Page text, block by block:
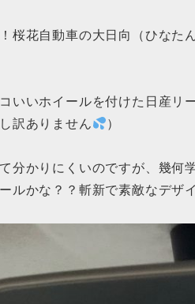
桜花自動車の大日向（ひなた
いいホイールを付けた日産リ
訳ありません
）
分かりにくいのですが、幾何
ルかな？？斬新で素敵なデザ